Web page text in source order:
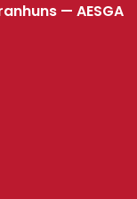
— AESGA